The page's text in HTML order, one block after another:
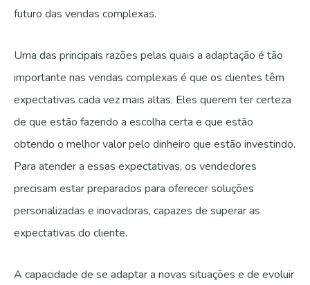
futuro das vendas complexas.
Uma das principais razões pelas quais a adaptação é tão
importante nas vendas complexas é que os clientes têm
expectativas cada vez mais altas. Eles querem ter certeza
de que estão fazendo a escolha certa e que estão
obtendo o melhor valor pelo dinheiro que estão investindo.
Para atender a essas expectativas, os vendedores
precisam estar preparados para oferecer soluções
personalizadas e inovadoras, capazes de superar as
expectativas do cliente.
A capacidade de se adaptar a novas situações e de evoluir